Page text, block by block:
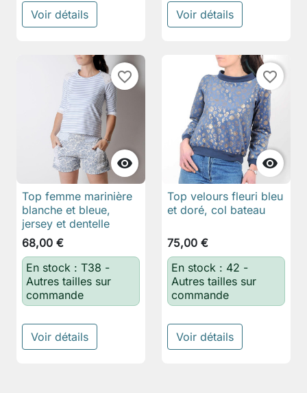
Voir détails Voir détails

favorite_border
Top femme marinière
blanche et bleue,
jersey et dentelle
68,00 €
En stock : T38 -
Autres tailles sur
commande
Voir détails

favorite_border
Top velours fleuri bleu
et doré, col bateau
75,00 €
En stock : 42 -
Autres tailles sur
commande
Voir détails